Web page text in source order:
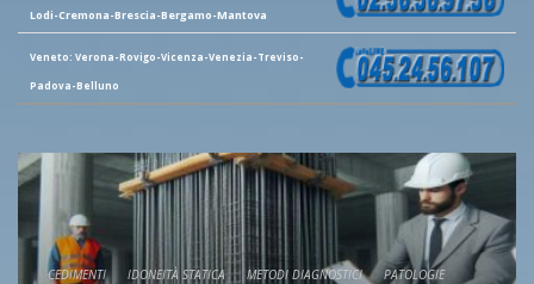
Lodi-Cremona-Brescia-Bergamo-Mantova
Veneto: Verona-Rovigo-Vicenza-Venezia-Treviso-
Padova-Belluno
CEDIMENTI IDONEITÀ STATICA METODI DIAGNOSTICI
PATOLOGIE